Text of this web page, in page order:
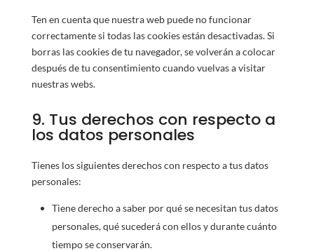
Ten en cuenta que nuestra web puede no funcionar
correctamente si todas las cookies están desactivadas. Si
borras las cookies de tu navegador, se volverán a colocar
después de tu consentimiento cuando vuelvas a visitar
nuestras webs.
9. Tus derechos con respecto a
los datos personales
Tienes los siguientes derechos con respecto a tus datos
personales:
Tiene derecho a saber por qué se necesitan tus datos
personales, qué sucederá con ellos y durante cuánto
tiempo se conservarán.